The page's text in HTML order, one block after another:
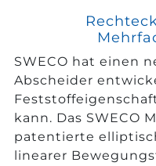
SWECO hat einen
Abscheider
kann. Das SWECO
patentierte
linearer